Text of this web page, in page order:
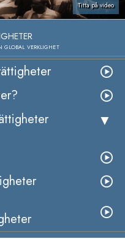
Titta på video
GLOBAL VERKLIGHET